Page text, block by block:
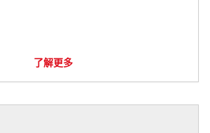
了解更多